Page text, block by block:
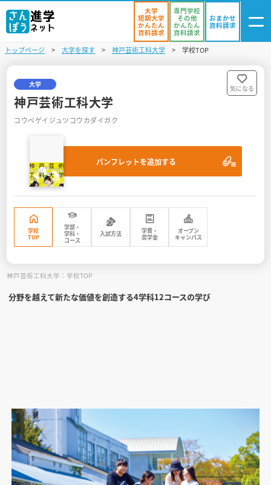
資料リスト
進学イベント
入試・受験入門
お役立ち情報
大学
短期大学
かんたん
資料請求
専門学校
その他
かんたん
資料請求
おまかせ
資料請求
トップページ 大学を探す 神戸芸術工科大学 学校TOP
大学
神戸芸術工科大学
コウベゲイジュツコウカダイガク
パンフレットを追加する
気になる
学校
TOP
学部・
学科・
コース
入試方法
学費・
奨学金
オープン
キャンパス
神戸芸術工科大学：学校TOP
分野を越えて新たな価値を創造する4学科12コースの学び